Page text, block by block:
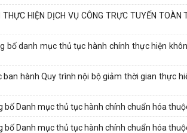
HIỆN DỊCH VỤ CÔNG TRỰC TUYẾN
bố danh mục thủ tục hành chính thực hiện
ban hành Quy trình nội bộ giảm thời gian thực
bố Danh mục thủ tục hành chính chuẩn hóa
bố Danh mục thủ tục hành chính chuẩn hóa